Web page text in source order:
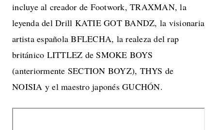
incluye al creador de Footwork, TRAXMAN, la
leyenda del Drill KATIE GOT BANDZ, la visionaria
artista española BFLECHA, la realeza del rap
británico LITTLEZ de SMOKE BOYS
(anteriormente SECTION BOYZ), THYS de
NOISIA y el maestro japonés GUCHÓN.